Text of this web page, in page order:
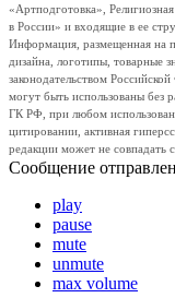
«Артподготовка»,
в России» и входящие в ее
Информация, размещенная на
дизайна, логотипы, товарные
законодательством
могут быть использованы без
ГК РФ, при любом
цитировании, активная
редакции может не совпадать
Сообщение
play
pause
mute
unmute
max volume